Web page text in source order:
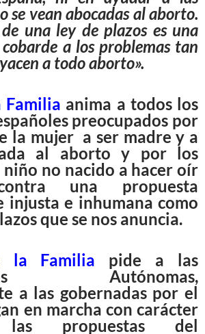
se vean abocadas al aborto.
una ley de plazos es una
a los problemas tan
a todo aborto».
Familia anima a todos los
preocupados por
la mujer a ser madre y a
al aborto y por los
niño no nacido a hacer oír
una propuesta
injusta e inhumana como
que se nos anuncia.
la Familia pide a las
Autónomas,
a las gobernadas por el
en marcha con carácter
las propuestas del